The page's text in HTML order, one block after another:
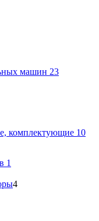
машин 23
комплектующие 10
1
4